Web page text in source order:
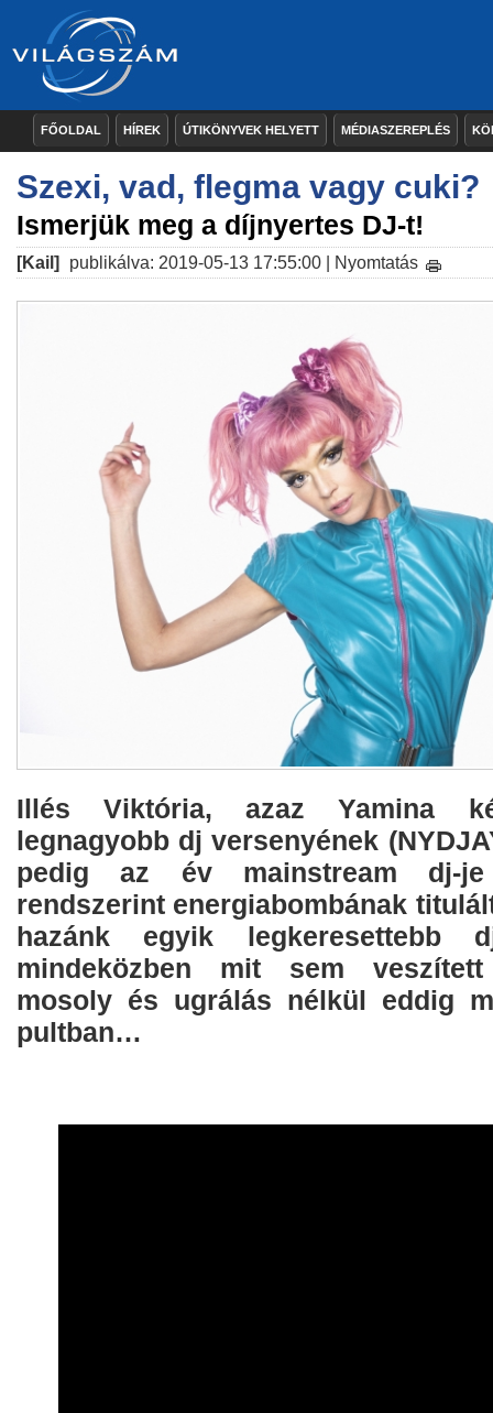
FŐOLDAL HÍREK ÚTIKÖNYVEK HELYETT MÉDIASZEREPLÉS
Szexi, vad, flegma vagy cuki?
Ismerjük meg a díjnyertes DJ-t!
[Kail] publikálva: 2019-05-13 17:55:00 | Nyomtatás
Illés Viktória, azaz Yamina
legnagyobb dj versenyének
pedig az év mainstream dj-
rendszerint energiabombának
hazánk egyik legkeresettebb
mindeközben mit sem veszített
mosoly és ugrálás nélkül eddig
pultban…